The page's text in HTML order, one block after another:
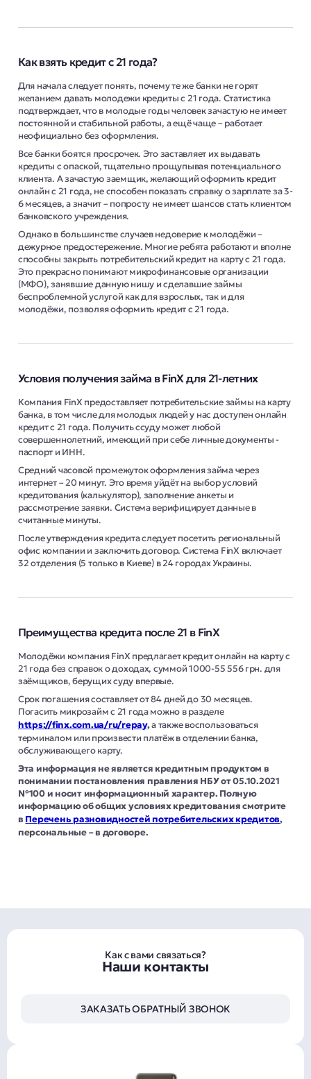
Как взять кредит с 21 года?
Для начала следует понять, почему те же банки не горят
желанием давать молодежи кредиты с 21 года. Статистика
подтверждает, что в молодые годы человек зачастую не имеет
постоянной и стабильной работы, а ещё чаще – работает
неофициально без оформления.
Все банки боятся просрочек. Это заставляет их выдавать
кредиты с опаской, тщательно прощупывая потенциального
клиента. А зачастую заемщик, желающий оформить кредит
онлайн с 21 года, не способен показать справку о зарплате за 3-
6 месяцев, а значит – попросту не имеет шансов стать клиентом
банковского учреждения.
Однако в большинстве случаев недоверие к молодёжи –
дежурное предостережение. Многие ребята работают и вполне
способны закрыть потребительский кредит на карту с 21 года.
Это прекрасно понимают микрофинансовые организации
(МФО), занявшие данную нишу и сделавшие займы
беспроблемной услугой как для взрослых, так и для
молодёжи, позволяя оформить кредит с 21 года.
Условия получения займа в FinX для 21-летних
Компания FinX предоставляет потребительские займы на карту
банка, в том числе для молодых людей у нас доступен онлайн
кредит с 21 года. Получить ссуду может любой
совершеннолетний, имеющий при себе личные документы -
паспорт и ИНН.
Средний часовой промежуток оформления займа через
интернет – 20 минут. Это время уйдёт на выбор условий
кредитования (калькулятор), заполнение анкеты и
рассмотрение заявки. Система верифицирует данные в
считанные минуты.
После утверждения кредита следует посетить региональный
офис компании и заключить договор. Система FinX включает
32 отделения(5 только в Киеве) в24 городахУкраины.
Преимущества кредита после 21 в FinX
Молодёжи компания FinX предлагает кредит онлайн на карту с
21 года без справок о доходах, суммой 1000-55 556 грн. для
заёмщиков, берущих суду впервые.
Срок погашения составляет от 84 дней до 30 месяцев.
Погасить микрозайм с 21 года можно в разделе
https://finx.com.ua/ru/repay,а также воспользоваться
терминалом или произвести платёж в отделении банка,
обслуживающего карту.
Эта информация не является кредитным продуктом в
понимании постановления правления НБУ от 05.10.2021
№100 и носит информационный характер. Полную
информацию об общих условиях кредитования смотрите
в Перечень разновидностей потребительских кредитов,
персональные – в договоре.
Как с вами связаться?
Наши контакты
ЗАКАЗАТЬ ОБРАТНЫЙ ЗВОНОК